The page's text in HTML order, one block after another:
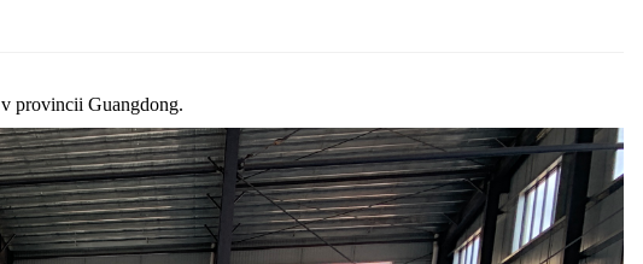
provincii Guangdong.